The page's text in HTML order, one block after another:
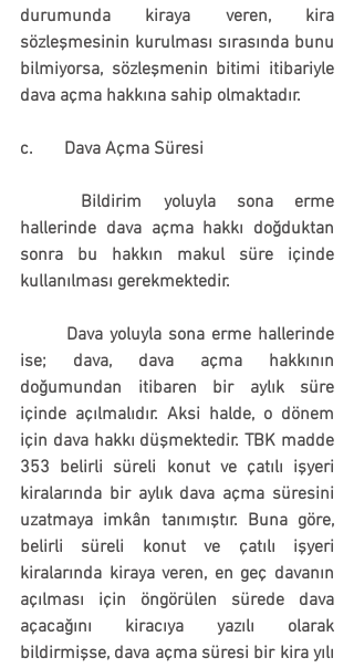
durumunda kiraya veren, kira
sözleşmesinin kurulması sırasında bunu
bilmiyorsa, sözleşmenin bitimi itibariyle
dava açma hakkına sahip olmaktadır.
c.       Dava Açma Süresi
hallerinde dava açma hakkı doğduktan
sonra bu hakkın makul süre içinde
kullanılması gerekmektedir.
ise; dava,
dava açma hakkının
doğumundan itibaren bir aylık süre
içinde açılmalıdır. Aksi halde, o dönem
için dava hakkı düşmektedir. TBK madde
353 belirli süreli konut ve çatılı işyeri
kiralarında bir aylık dava açma süresini
uzatmaya imkân tanımıştır. Buna göre,
belirli süreli konut ve çatılı işyeri
kiralarında kiraya veren, en geç davanın
açılması için öngörülen sürede dava
açacağını kiracıya yazılı olarak
bildirmişse, dava açma süresi bir kira yılı